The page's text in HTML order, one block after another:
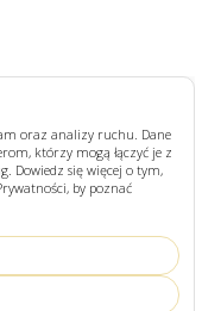
oraz analizy ruchu. Dane
którzy mogą łączyć je z
Dowiedz się więcej o tym,
by poznać
Szukaj